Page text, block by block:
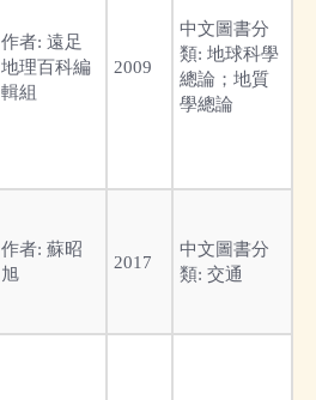
作者: 遠足
地理百科編
輯組
2009
中文圖書分
類: 地球科學
總論；地質
學總論
作者: 蘇昭
旭
2017
中文圖書分
類: 交通